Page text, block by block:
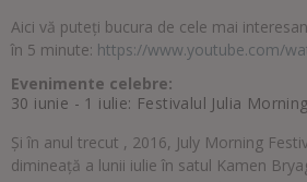
Aici vă puteți bucura de cele mai
în 5 minute: https://www.youtube.com/
Evenimente celebre:
30 iunie - 1 iulie: Festivalul Julia Morning
Şi în anul trecut , 2016, July Morning
dimineață a lunii iulie în satul Kamen